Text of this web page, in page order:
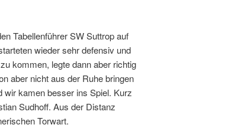
Tabellenführer SW Suttrop auf
wieder sehr defensiv und
kommen, legte dann aber richtig
aber nicht aus der Ruhe bringen
wir kamen besser ins Spiel. Kurz
Sudhoff. Aus der Distanz
Torwart.